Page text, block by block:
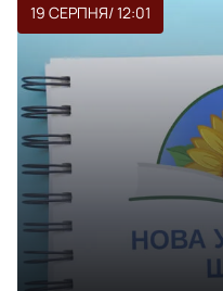
19 СЕРПНЯ/ 12:01